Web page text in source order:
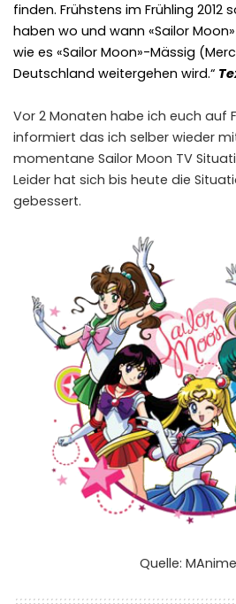
finden. Frühstens im Frühling 2012
haben wo und wann «Sailor
wie es «Sailor Moon»-Mässig
Deutschland weitergehen wird.“
Vor 2 Monaten habe ich euch auf
informiert das ich selber wieder
momentane Sailor Moon TV
Leider hat sich bis heute die
gebessert.
Quelle: